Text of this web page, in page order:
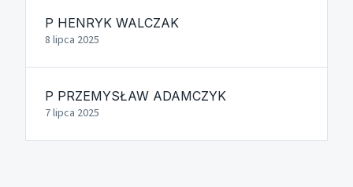
P HENRYK WALCZAK
8 lipca 2025
P PRZEMYSŁAW ADAMCZYK
7 lipca 2025